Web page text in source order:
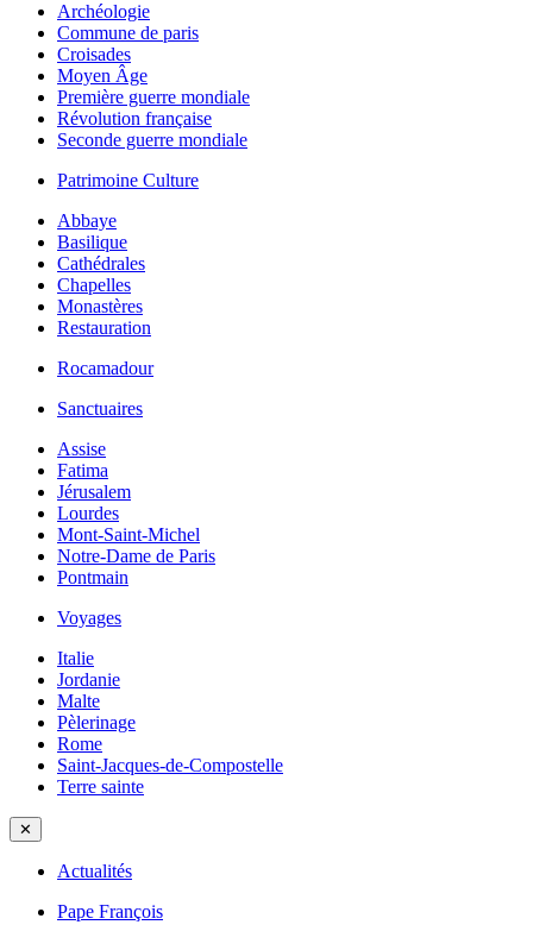
Archéologie
Commune de paris
Croisades
Moyen Âge
Première guerre mondiale
Révolution française
Seconde guerre mondiale
Patrimoine Culture
Abbaye
Basilique
Cathédrales
Chapelles
Monastères
Restauration
Rocamadour
Sanctuaires
Assise
Fatima
Jérusalem
Lourdes
Mont-Saint-Michel
Notre-Dame de Paris
Pontmain
Voyages
Italie
Jordanie
Malte
Pèlerinage
Rome
Saint-Jacques-de-Compostelle
Terre sainte
✕
Actualités
Pape François